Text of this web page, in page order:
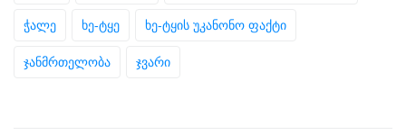
ჭალე ხე-ტყე ხე-ტყის უკანონო ფაქტი
ჯანმრთელობა ჯვარი